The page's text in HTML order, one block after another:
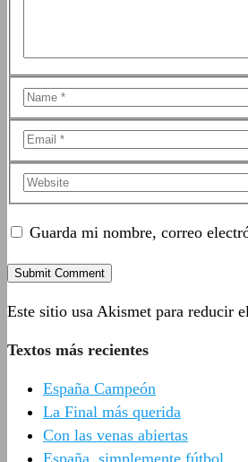
Guarda mi nombre, correo
Este sitio usa Akismet para reducir
Textos más recientes
España Campeón
La Final más querida
Con las venas abiertas